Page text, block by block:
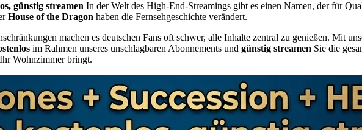
günstig streamen In der Welt des High-End-Streamings gibt es einen Namen, der für
House of the Dragon haben die Fernsehgeschichte verändert.
machen es deutschen Fans oft schwer, alle Inhalte zentral zu genießen. Mit
im Rahmen unseres unschlagbaren Abonnements und günstig streamen Sie die
Wohnzimmer bringt.